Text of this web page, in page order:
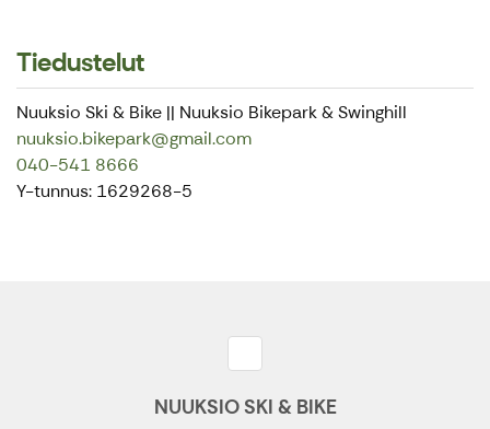
Tiedustelut
Nuuksio Ski & Bike || Nuuksio Bikepark & Swinghill
nuuksio.bikepark@gmail.com
040-541 8666
Y-tunnus: 1629268-5
NUUKSIO SKI & BIKE